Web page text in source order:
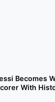
Becomes
With